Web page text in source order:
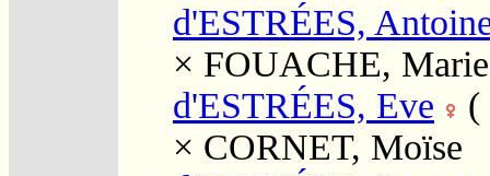
d'ESTRÉES,
× FOUACHE, Marie
d'ESTRÉES, Eve
(
× CORNET, Moïse